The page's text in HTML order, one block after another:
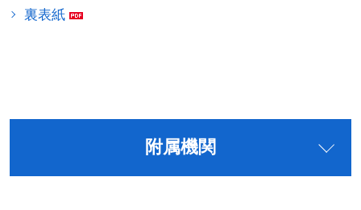
裏表紙
附属機関